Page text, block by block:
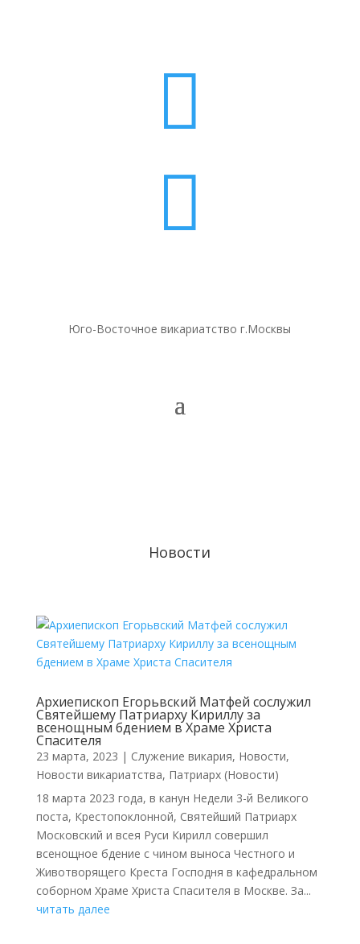


Юго-Восточное викариатство г.Москвы
Новости
Архиепископ Егорьвский Матфей сослужил
Святейшему Патриарху Кириллу за
всенощным бдением в Храме Христа
Спасителя
23 марта, 2023 | Cлужение викария, Новости,
Новости викариатства, Патриарх (Новости)
18 марта 2023 года, в канун Недели 3-й Великого
поста, Крестопоклонной, Святейший Патриарх
Московский и всея Руси Кирилл совершил
всенощное бдение с чином выноса Честного и
Животворящего Креста Господня в кафедральном
соборном Храме Христа Спасителя в Москве. За...
читать далее